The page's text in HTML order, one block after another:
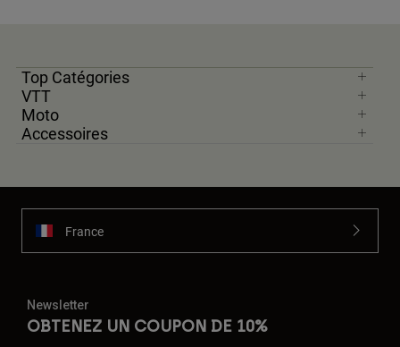
Top Catégories
VTT
Moto
Accessoires
France
Newsletter
OBTENEZ UN COUPON DE 10%